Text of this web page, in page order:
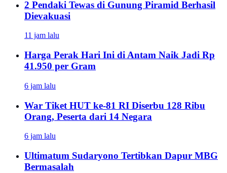
2 Pendaki Tewas di Gunung Piramid Berhasil
Dievakuasi
11 jam lalu
Harga Perak Hari Ini di Antam Naik Jadi Rp
41.950 per Gram
6 jam lalu
War Tiket HUT ke-81 RI Diserbu 128 Ribu
Orang, Peserta dari 14 Negara
6 jam lalu
Ultimatum Sudaryono Tertibkan Dapur MBG
Bermasalah